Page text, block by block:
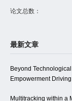
论文总数：
最新文章
Beyond
Empowerment
Multitracking within a